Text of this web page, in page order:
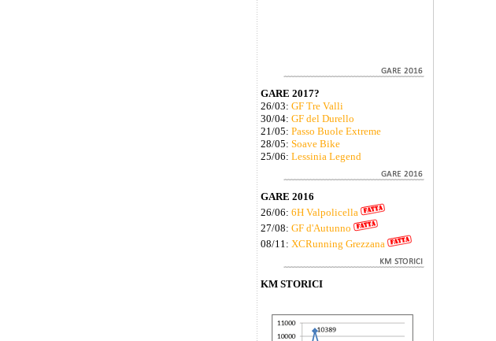
GARE 2017?
26/03: GF Tre Valli
30/04: GF del Durello
21/05: Passo Buole Extreme
28/05: Soave Bike
25/06: Lessinia Legend
GARE 2016
26/06: 6H Valpolicella
27/08: GF d'Autunno
08/11: XCRunning Grezzana
KM STORICI